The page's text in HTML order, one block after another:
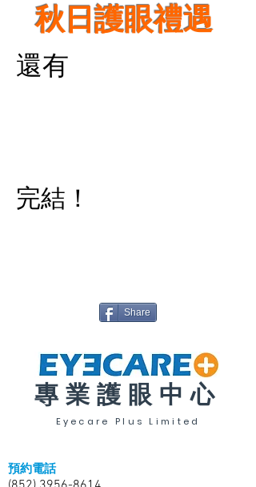
秋日護眼禮遇
還有
​完結！
Share
專業護眼中心
Eyecare Plus Limited
預約電話